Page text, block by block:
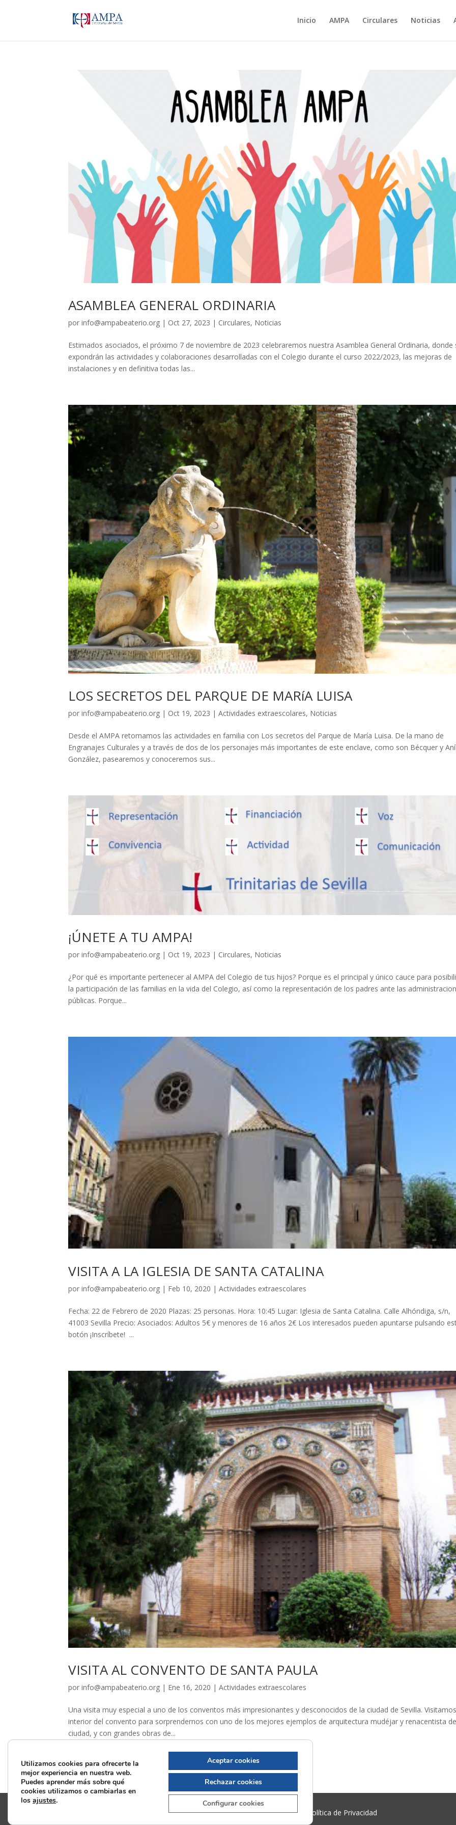
Inicio AMPA Circulares Noticias
ASAMBLEA GENERAL ORDINARIA
porinfo@ampabeaterio.org | Oct 27, 2023 | Circulares, Noticias
Estimados asociados, el próximo 7 de noviembre de 2023 celebraremos nuestra Asamblea General Ordinaria, donde
expondrán las actividades y colaboraciones desarrolladas con el Colegio durante el curso 2022/2023, las mejoras de
instalaciones y en definitiva todas las...
LOS SECRETOS DEL PARQUE DE MARíA LUISA
porinfo@ampabeaterio.org | Oct 19, 2023 |Actividades extraescolares, Noticias
Desde el AMPA retomamos las actividades en familia con Los secretos del Parque de María Luisa. De la mano de
Engranajes Culturales y a través de dos de los personajes más importantes de este enclave, como son Bécquer y
González, pasearemos y conoceremos sus...
¡ÚNETE A TU AMPA!
porinfo@ampabeaterio.org | Oct 19, 2023 | Circulares, Noticias
¿Por qué es importante pertenecer al AMPA del Colegio de tus hijos? Porque es el principal y único cauce para
la participación de las familias en la vida del Colegio, así como la representación de los padres ante las
públicas. Porque...
VISITA A LA IGLESIA DE SANTA CATALINA
porinfo@ampabeaterio.org | Feb 10, 2020 |Actividades extraescolares
Fecha: 22 de Febrero de 2020 Plazas: 25 personas. Hora: 10:45 Lugar: Iglesia de Santa Catalina. Calle Alhóndiga, s/n,
41003 Sevilla Precio: Asociados: Adultos 5€ y menores de 16 años 2€ Los interesados pueden apuntarse pulsando
botón ¡Inscríbete! ...
VISITA AL CONVENTO DE SANTA PAULA
porinfo@ampabeaterio.org | Ene 16, 2020 |Actividades extraescolares
Una visita muy especial a uno de los conventos más impresionantes y desconocidos de la ciudad de Sevilla.
interior del convento para sorprendernos con uno de los mejores ejemplos de arquitectura mudéjar y renacentista
ciudad, y con grandes obras de...
« Entradas más antiguas
Política de Privacidad
Utilizamos cookies para ofrecerte la
mejor experiencia en nuestra web.
Puedes aprender más sobre qué
cookies utilizamos o cambiarlas en
los ajustes.
Aceptar cookies
Rechazar cookies
Configurar cookies